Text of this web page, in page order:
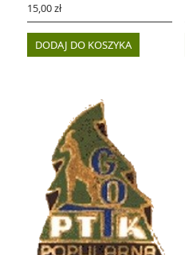
15,00zł
DODAJ DO KOSZYKA